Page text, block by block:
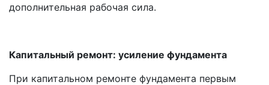
дополнительная рабочая сила.
Капитальный ремонт: усиление фундамента
При капитальном ремонте фундамента первым